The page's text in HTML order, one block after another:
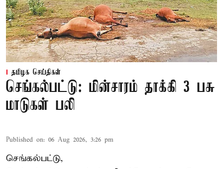
தமிழக செய்திகள்
செங்கல்பட்டு: மின்சாரம் தாக்கி 3 பசு
மாடுகள் பலி
Published on: 06 Aug 2026, 3:26 pm
செங்கல்பட்டு,